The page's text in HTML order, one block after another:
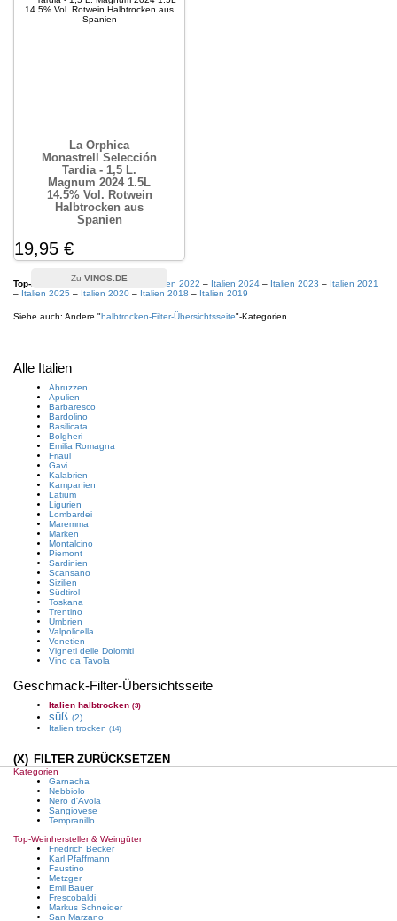
La Orphica
Monastrell Selección
Tardia - 1,5 L.
Magnum 2024 1.5L
14.5% Vol. Rotwein
Halbtrocken aus
Spanien
19,95 €
VINOS.DE
Top-Filter aus diesem Bereich: Italien 2022 – Italien 2024 – Italien 2023 – Italien 2021
– Italien 2025 – Italien 2020 – Italien 2018 – Italien 2019
Siehe auch: Andere "halbtrocken-Filter-Übersichtsseite"-Kategorien
Alle Italien
Abruzzen
Apulien
Barbaresco
Bardolino
Basilicata
Bolgheri
Emilia Romagna
Friaul
Gavi
Kalabrien
Kampanien
Latium
Ligurien
Lombardei
Maremma
Marken
Montalcino
Piemont
Sardinien
Scansano
Sizilien
Südtirol
Toskana
Trentino
Umbrien
Valpolicella
Venetien
Vigneti delle Dolomiti
Vino da Tavola
Geschmack-Filter-Übersichtsseite
Italien halbtrocken (3)
süß (2)
Italien trocken (14)
(X) FILTER ZURÜCKSETZEN
Kategorien
Garnacha
Nebbiolo
Nero d'Avola
Sangiovese
Tempranillo
Top-Weinhersteller & Weingüter
Friedrich Becker
Karl Pfaffmann
Faustino
Metzger
Emil Bauer
Frescobaldi
Markus Schneider
San Marzano